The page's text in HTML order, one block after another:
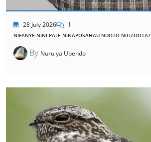
28 July 2026 1
NIFANYE NINI PALE NINAPOSAHAU NDOTO NILIZOOTA?
By Nuru ya Upendo